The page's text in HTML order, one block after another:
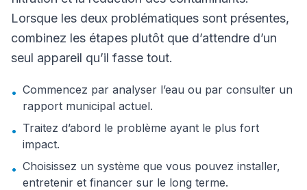
Lorsque les deux problématiques sont présentes,
combinez les étapes plutôt que d’attendre d’un
seul appareil qu’il fasse tout.
• Commencez par analyser l’eau ou par consulter un
rapport municipal actuel.
• Traitez d’abord le problème ayant le plus fort
impact.
• Choisissez un système que vous pouvez installer,
entretenir et financer sur le long terme.